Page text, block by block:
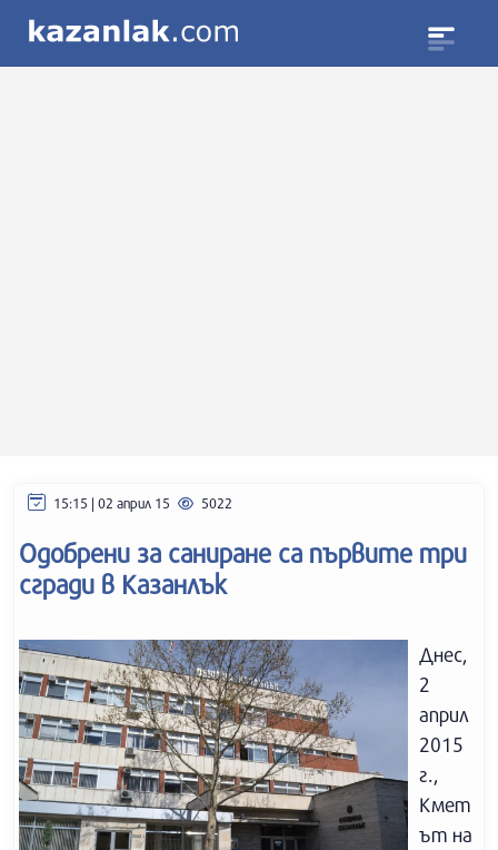
15:15 | 02 април 15 5022
Одобрени за саниране са първите три
сгради в Казанлък
Днес,
2
април
2015
г.,
Кмет
ът на